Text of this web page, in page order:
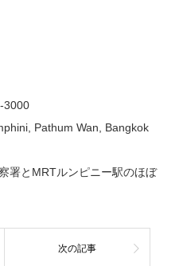
3000
Pathum Wan, Bangkok
署とMRTルンピニー駅のほぼ
次の記事